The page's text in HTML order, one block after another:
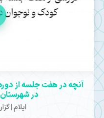
آنچه در هفت جلسه از
در
ایلام |